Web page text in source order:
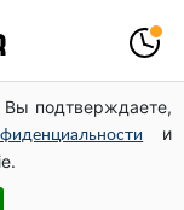
Вы подтверждаете,
и
точкой
вывел
фиктивную